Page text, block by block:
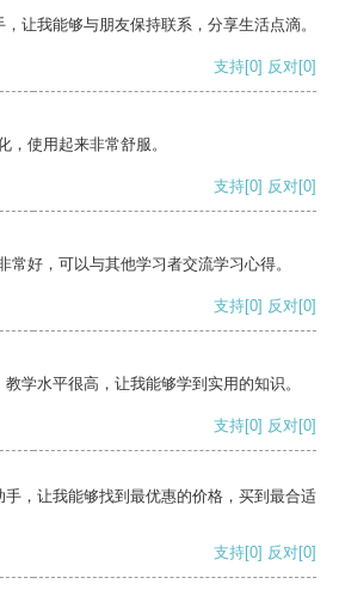
让我能够与朋友保持联系，分享生活点滴。
支持[0] 反对[0]
，使用起来非常舒服。
支持[0] 反对[0]
常好，可以与其他学习者交流学习心得。
支持[0] 反对[0]
学水平很高，让我能够学到实用的知识。
支持[0] 反对[0]
，让我能够找到最优惠的价格，买到最合适
支持[0] 反对[0]